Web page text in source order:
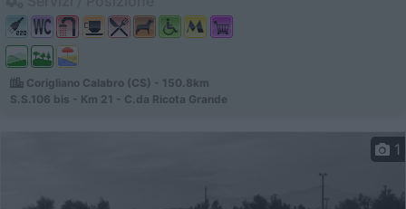
Corigliano Calabro (CS) - 150.8km
S.S.106 bis - Km 21 - C.da Ricota Grande
1